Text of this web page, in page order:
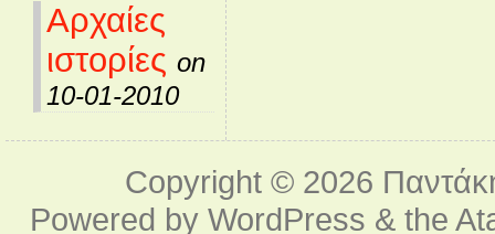
Αρχαίες
ιστορίες on
10-01-2010
Copyright © 2026
Powered byWordPress & the